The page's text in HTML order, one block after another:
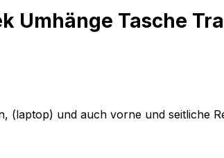
Umhänge Tasche
(laptop) und auch vorne und seitliche